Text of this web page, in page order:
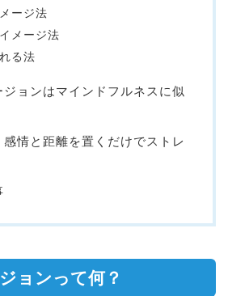
ージ法
メージ法
る法
ジョンはマインドフルネスに似
感情と距離を置くだけでストレ
ョンって何？